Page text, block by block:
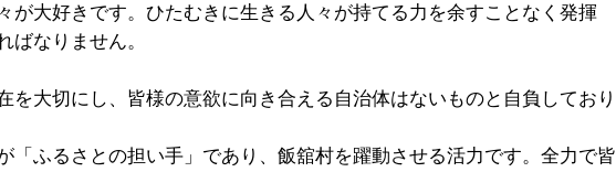
大好きです。ひたむきに生きる人々が持てる力を余すことなく発揮
ばなりません。
大切にし、皆様の意欲に向き合える自治体はないものと自負しており
ふるさとの担い手」であり、飯舘村を躍動させる活力です。全力で皆